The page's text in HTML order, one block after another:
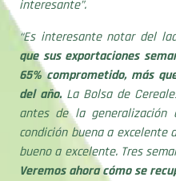
interesante”.
“Es interesante notar del
que sus exportaciones
65% comprometido, más
del año. La Bolsa de
antes de la
condición buena a excelente
bueno a excelente. Tres
Veremos ahora cómo se